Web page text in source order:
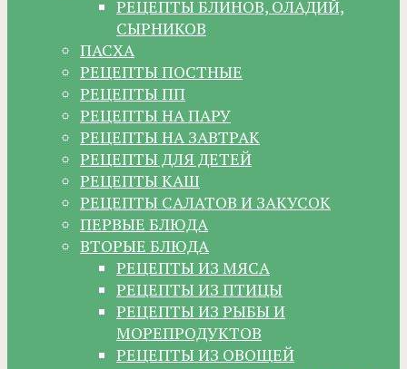
РЕЦЕПТЫ БЛИНОВ, ОЛАДИЙ,
СЫРНИКОВ
ПАСХА
РЕЦЕПТЫ ПОСТНЫЕ
РЕЦЕПТЫ ПП
РЕЦЕПТЫ НА ПАРУ
РЕЦЕПТЫ НА ЗАВТРАК
РЕЦЕПТЫ ДЛЯ ДЕТЕЙ
РЕЦЕПТЫ КАШ
РЕЦЕПТЫ САЛАТОВ И ЗАКУСОК
ПЕРВЫЕ БЛЮДА
ВТОРЫЕ БЛЮДА
РЕЦЕПТЫ ИЗ МЯСА
РЕЦЕПТЫ ИЗ ПТИЦЫ
РЕЦЕПТЫ ИЗ РЫБЫ И
МОРЕПРОДУКТОВ
РЕЦЕПТЫ ИЗ ОВОЩЕЙ